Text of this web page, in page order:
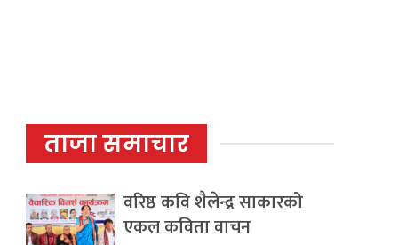
ताजा समाचार
वरिष्ठ कवि शैलेन्द्र साकारको
एकल कविता वाचन